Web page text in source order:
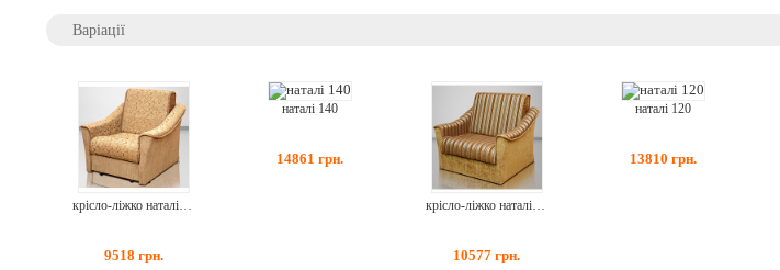
Варіації
9518 грн.
наталі 140
14861 грн.
10577 грн.
наталі 120
13810 грн.